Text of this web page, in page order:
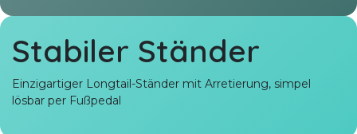
Stabiler Ständer
Einzigartiger Longtail-Ständer mit Arretierung, simpel
lösbar per Fußpedal